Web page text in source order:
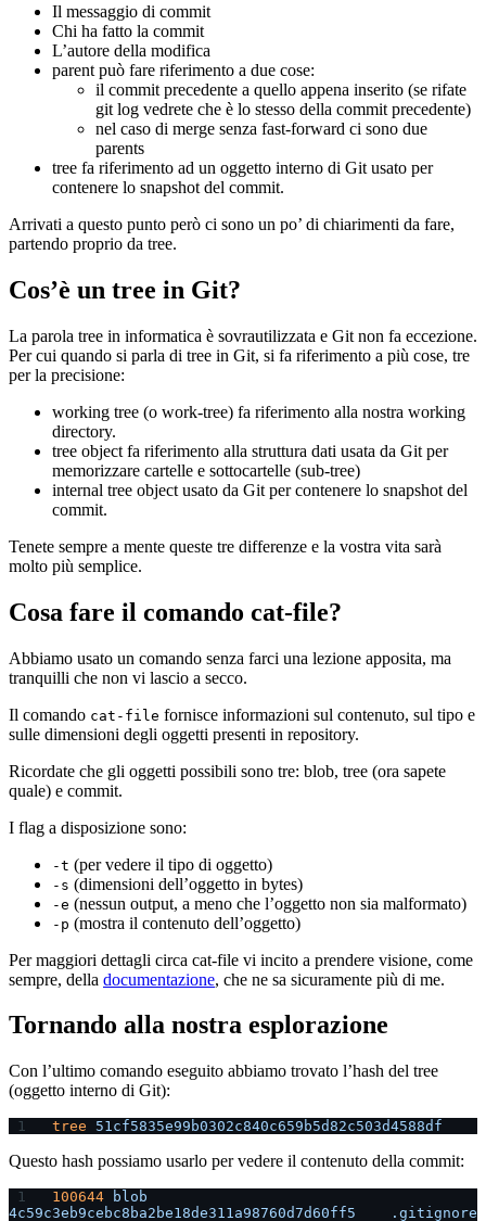
Il messaggio di commit
Chi ha fatto la commit
L’autore della modifica
parent può fare riferimento a due cose:
il commit precedente a quello appena inserito (se rifate
git log vedrete che è lo stesso della commit precedente)
nel caso di merge senza fast-forward ci sono due
parents
tree fa riferimento ad un oggetto interno di Git usato per
contenere lo snapshot del commit.
Arrivati a questo punto però ci sono un po’ di chiarimenti da fare,
partendo proprio da tree.
Cos’è un tree in Git?
La parola tree in informatica è sovrautilizzata e Git non fa eccezione.
Per cui quando si parla di tree in Git, si fa riferimento a più cose, tre
per la precisione:
working tree (o work-tree) fa riferimento alla nostra working
directory.
tree object fa riferimento alla struttura dati usata da Git per
memorizzare cartelle e sottocartelle (sub-tree)
internal tree object usato da Git per contenere lo snapshot del
commit.
Tenete sempre a mente queste tre differenze e la vostra vita sarà
molto più semplice.
Cosa fare il comando cat-file?
Abbiamo usato un comando senza farci una lezione apposita, ma
tranquilli che non vi lascio a secco.
Il comando cat-file fornisce informazioni sul contenuto, sul tipo e
sulle dimensioni degli oggetti presenti in repository.
Ricordate che gli oggetti possibili sono tre: blob, tree (ora sapete
quale) e commit.
I flag a disposizione sono:
-t (per vedere il tipo di oggetto)
-s (dimensioni dell’oggetto in bytes)
-e (nessun output, a meno che l’oggetto non sia malformato)
-p (mostra il contenuto dell’oggetto)
Per maggiori dettagli circa cat-file vi incito a prendere visione, come
sempre, della documentazione, che ne sa sicuramente più di me.
Tornando alla nostra esplorazione
Con l’ultimo comando eseguito abbiamo trovato l’hash del tree
(oggetto interno di Git):
tree 51cf5835e99b0302c840c659b5d82c503d4588df
Questo hash possiamo usarlo per vedere il contenuto della commit:
100644 blob
4c59c3eb9cebc8ba2be18de311a98760d7d60ff5
    .gitignore